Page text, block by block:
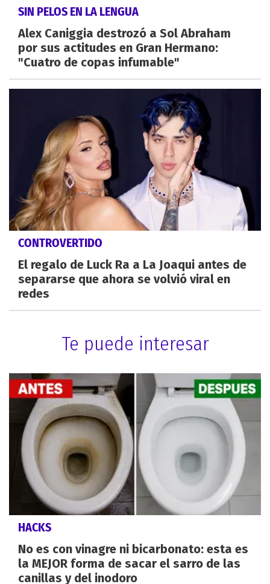
SIN PELOS EN LA LENGUA
Alex Caniggia destrozó a Sol Abraham
por sus actitudes en Gran Hermano:
"Cuatro de copas infumable"
CONTROVERTIDO
El regalo de Luck Ra a La Joaqui antes de
separarse que ahora se volvió viral en
redes
Te puede interesar
HACKS
No es con vinagre ni bicarbonato: esta es
la MEJOR forma de sacar el sarro de las
canillas y del inodoro